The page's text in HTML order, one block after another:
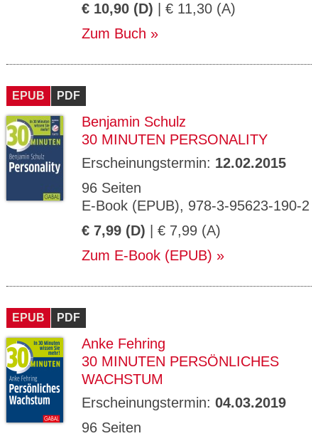
€ 10,90 (D) | € 11,30 (A)
Zum Buch
EPUB PDF
Benjamin Schulz
30 MINUTEN PERSONALITY
Erscheinungstermin: 12.02.2015
96 Seiten
E-Book (EPUB), 978-3-95623-190-2
€ 7,99 (D) | € 7,99 (A)
Zum E-Book (EPUB)
EPUB PDF
Anke Fehring
30 MINUTEN PERSÖNLICHES
WACHSTUM
Erscheinungstermin: 04.03.2019
96 Seiten